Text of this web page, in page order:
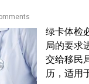
绿卡体检
局的要求
交给移民
历，适用